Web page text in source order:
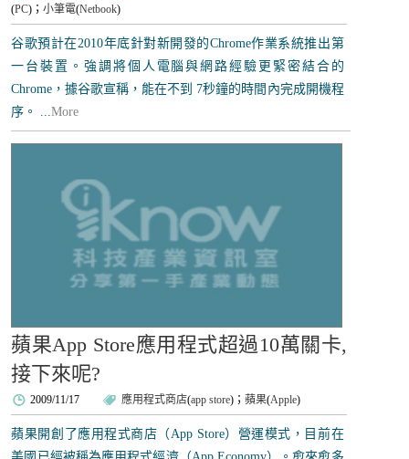
(PC)；小筆電(Netbook)
谷歌預計在2010年底針對新開發的Chrome作業系統推出第
一台裝置。強調將個人電腦與網路經驗更緊密結合的
Chrome，據谷歌宣稱，能在不到 7秒鐘的時間內完成開機程
序。 ...More
蘋果App Store應用程式超過10萬關卡,
接下來呢?
2009/11/17 應用程式商店(app store)；蘋果(Apple)
蘋果開創了應用程式商店（App Store）營運模式，目前在